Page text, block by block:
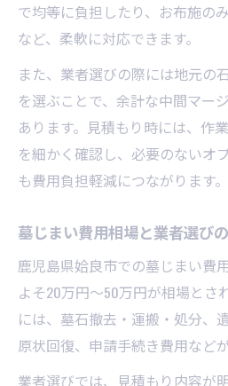
で均等に負担したり、お布施の
など、柔軟に対応できます。
また、業者選びの際には地元の
を選ぶことで、余計な中間マー
あります。見積もり時には、作
を細かく確認し、必要のないオ
も費用負担軽減につながります。
墓じまい費用相場と業者選び
鹿児島県姶良市での墓じまい費
よそ20万円～50万円が相場とさ
には、墓石撤去・運搬・処分、
原状回復、申請手続き費用など
業者選びでは、見積もり内容が